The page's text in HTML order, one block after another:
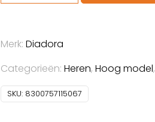
Master
aantal
Merk: Diadora
Categorieën: Heren, Hoog model,
SKU: 8300757115067